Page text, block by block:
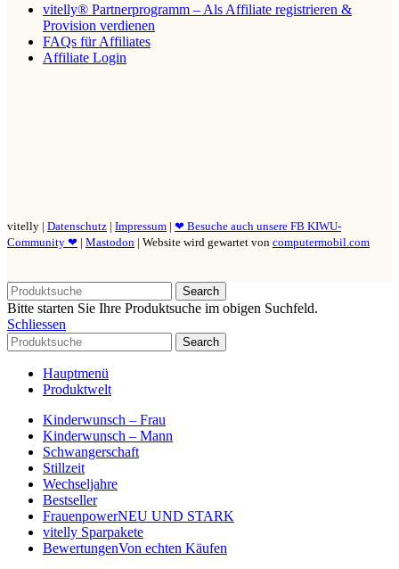
vitelly® Partnerprogramm – Als Affiliate registrieren &
Provision verdienen
FAQs für Affiliates
Affiliate Login
vitelly | Datenschutz | Impressum | ❤ Besuche auch unsere FB KIWU-
Community ❤ | Mastodon | Website wird gewartet von computermobil.com
Search
Bitte starten Sie Ihre Produktsuche im obigen Suchfeld.
Schliessen
Search
Hauptmenü
Produktwelt
Kinderwunsch – Frau
Kinderwunsch – Mann
Schwangerschaft
Stillzeit
Wechseljahre
Bestseller
FrauenpowerNEU UND STARK
vitelly Sparpakete
BewertungenVon echten Käufen